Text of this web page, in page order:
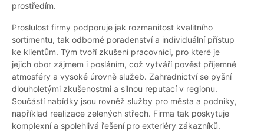
prostředím.
Proslulost firmy podporuje jak rozmanitost kvalitního
sortimentu, tak odborné poradenství a individuální přístup
ke klientům. Tým tvoří zkušení pracovníci, pro které je
jejich obor zájmem i posláním, což vytváří pověst příjemné
atmosféry a vysoké úrovně služeb. Zahradnictví se pyšní
dlouholetými zkušenostmi a silnou reputací v regionu.
Součástí nabídky jsou rovněž služby pro města a podniky,
například realizace zelených střech. Firma tak poskytuje
komplexní a spolehlivá řešení pro exteriéry zákazníků.